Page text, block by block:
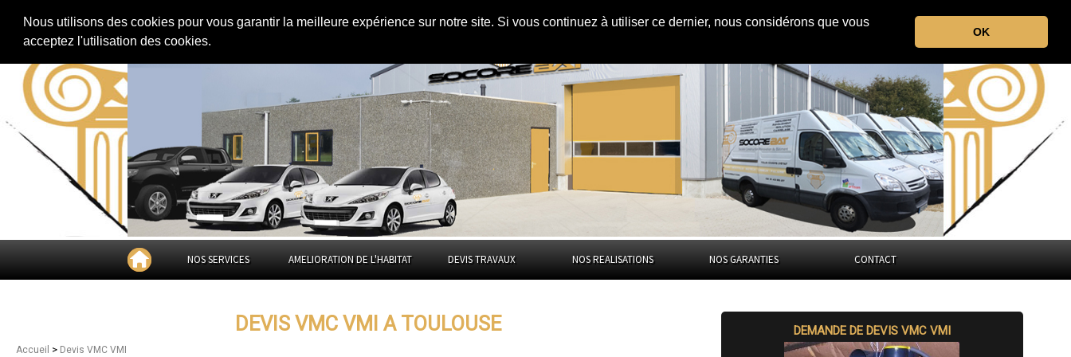
Nous utilisons des cookies pour vous garantir la meilleure expérience sur notre site. Si vous continuez à utiliser ce dernier, nous considérons que vous
acceptez l'utilisation des cookies.
OK
Devis VMC VMI àToulouse
la Haute-Garonne
NOS SERVICES AMELIORATION DE L'HABITAT DEVIS TRAVAUX NOS REALISATIONS NOS GARANTIES CONTACT
DEMANDE DE DEVIS VMC VMI
DEVIS VMC VMI A TOULOUSE
Accueil > Devis VMC VMI